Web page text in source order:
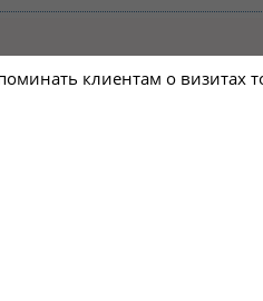
клиентам о визитах